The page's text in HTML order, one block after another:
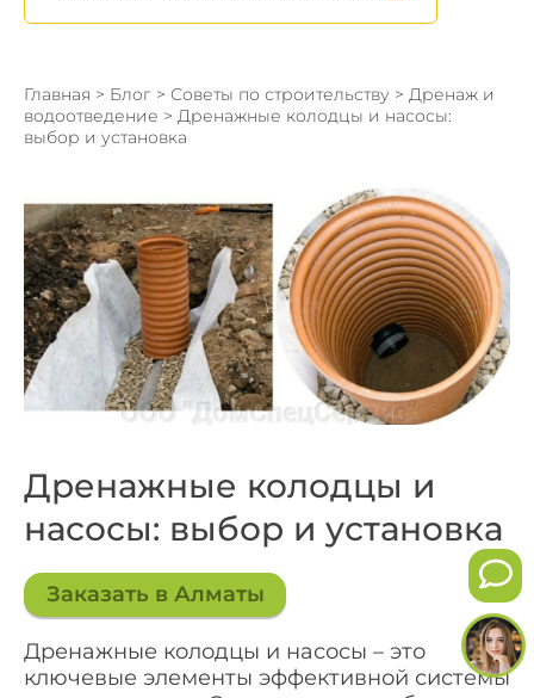
Главная > Блог > Советы по строительству > Дренаж и
водоотведение > Дренажные колодцы и насосы:
выбор и установка
Дренажные колодцы и
насосы: выбор и установка
Заказать в Алматы
Дренажные колодцы и насосы – это
ключевые элементы эффективной системы